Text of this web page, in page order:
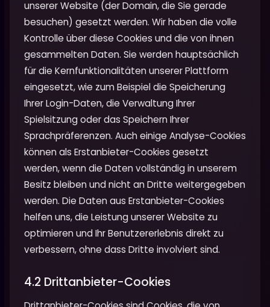
unserer Website (der Domain, die Sie gerade
besuchen) gesetzt werden. Wir haben die volle
Kontrolle über diese Cookies und die von ihnen
gesammelten Daten. Sie werden hauptsächlich
für die Kernfunktionalitäten unserer Plattform
eingesetzt, wie zum Beispiel die Speicherung
Ihrer Login-Daten, die Verwaltung Ihrer
Spielsitzung oder das Speichern Ihrer
Sprachpräferenzen. Auch einige Analyse-Cookies
können als Erstanbieter-Cookies gesetzt
werden, wenn die Daten vollständig in unserem
Besitz bleiben und nicht an Dritte weitergegeben
werden. Die Daten aus Erstanbieter-Cookies
helfen uns, die Leistung unserer Website zu
optimieren und Ihr Benutzererlebnis direkt zu
verbessern, ohne dass Dritte involviert sind.
4.2 Drittanbieter-Cookies